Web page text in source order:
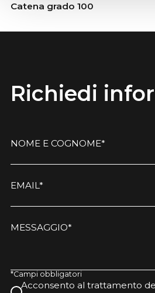
Catena grado 100
Richiedi
NOME E COGNOME*
EMAIL*
MESSAGGIO*
*Campi obbligatori
Acconsento al trattamento